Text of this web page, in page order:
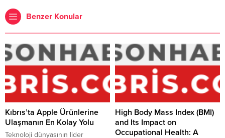
Benzer Konular
Kıbrıs’ta Apple Ürünlerine
Ulaşmanın En Kolay Yolu
Teknoloji dünyasının lider
High Body Mass Index (BMI)
and Its Impact on
Occupational Health: A